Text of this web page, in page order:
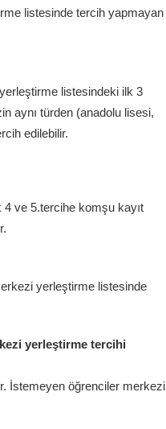
listesinde tercih yapmayan
listesindeki ilk 3
aynı türden (anadolu lisesi,
edilebilir.
4 ve 5.tercihe komşu kayıt
yerleştirme listesinde
yerleştirme tercihi
İstemeyen öğrenciler merkezi